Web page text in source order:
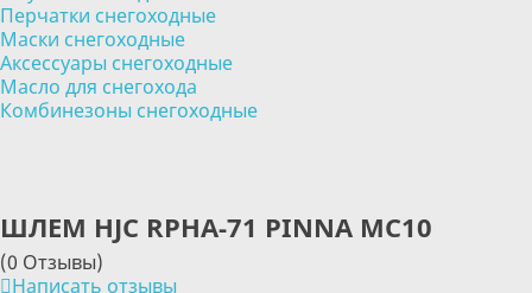
Перчатки снегоходные
Маски снегоходные
Аксессуары снегоходные
Масло для снегохода
Комбинезоны снегоходные
ШЛЕМ HJC RPHA-71 PINNA MC10
(0 Отзывы)
Написать отзывы